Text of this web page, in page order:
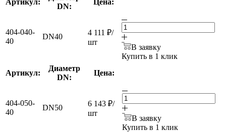
DN:
404-040-
40
DN40 4 111 ₽/
шт
В заявку
Купить в 1 клик
Артикул:
Диаметр
DN:
Цена:
404-050-
40
DN50 6 143 ₽/
шт
В заявку
Купить в 1 клик